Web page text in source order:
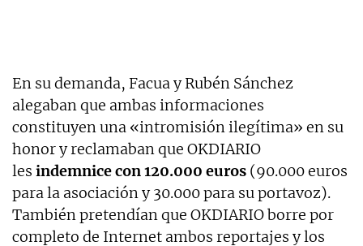
En su demanda, Facua y Rubén Sánchez
alegaban que ambas informaciones
constituyen una «intromisión ilegítima» en su
honor y reclamaban que OKDIARIO
les indemnice con 120.000 euros (90.000 euros
para la asociación y 30.000 para su portavoz).
También pretendían que OKDIARIO borre por
completo de Internet ambos reportajes y los